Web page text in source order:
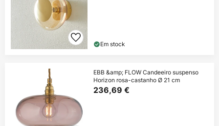
Em stock
EBB &amp; FLOW Candeeiro suspenso
Horizon rosa-castanho Ø 21 cm
236,69 €